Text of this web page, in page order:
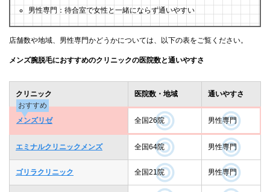
男性専門：待合室で女性と一緒にならず通いやすい
店舗数や地域、男性専門かどうかについては、以下の表をご覧ください。
メンズ腕脱毛におすすめのクリニックの医院数と通いやすさ
クリニック 医院数・地域
通いやすさ
おすすめ
メンズリゼ
全国26院 男性専門
エミナルクリニックメンズ 全国64院 男性専門
ゴリラクリニック 全国21院 男性専門